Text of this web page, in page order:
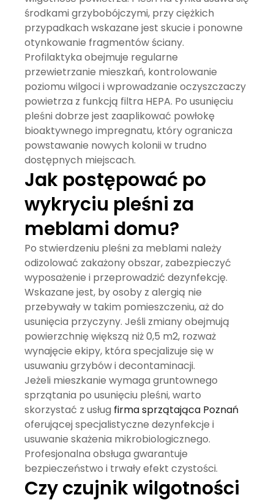
środkami grzybobójczymi, przy ciężkich
przypadkach wskazane jest skucie i ponowne
otynkowanie fragmentów ściany.
Profilaktyka obejmuje regularne
przewietrzanie mieszkań, kontrolowanie
poziomu wilgoci i wprowadzanie oczyszczaczy
powietrza z funkcją filtra HEPA. Po usunięciu
pleśni dobrze jest zaaplikować powłokę
bioaktywnego impregnatu, który ogranicza
powstawanie nowych kolonii w trudno
dostępnych miejscach.
Jak postępować po
wykryciu pleśni za
meblami domu?
Po stwierdzeniu pleśni za meblami należy
odizolować zakażony obszar, zabezpieczyć
wyposażenie i przeprowadzić dezynfekcję.
Wskazane jest, by osoby z alergią nie
przebywały w takim pomieszczeniu, aż do
usunięcia przyczyny. Jeśli zmiany obejmują
powierzchnię większą niż 0,5 m2, rozważ
wynajęcie ekipy, która specjalizuje się w
usuwaniu grzybów i decontaminacji.
Jeżeli mieszkanie wymaga gruntownego
sprzątania po usunięciu pleśni, warto
skorzystać z usług firma sprzątająca Poznań
oferującej specjalistyczne dezynfekcje i
usuwanie skażenia mikrobiologicznego.
Profesjonalna obsługa gwarantuje
bezpieczeństwo i trwały efekt czystości.
Czy czujnik wilgotności